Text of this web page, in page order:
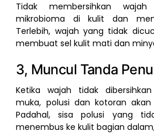
Tidak membersihkan
mikrobioma di kulit dan
Terlebih, wajah yang tidak
membuat sel kulit mati dan
3, Muncul Tanda
Ketika wajah tidak
muka, polusi dan kotoran
Padahal, sisa polusi yang
menembus ke kulit bagian